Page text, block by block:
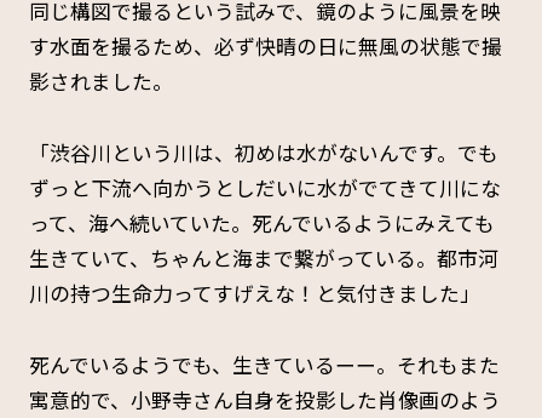
同じ構図で撮るという試みで、鏡のように風景を映
す水面を撮るため、必ず快晴の日に無風の状態で撮
影されました。
「渋谷川という川は、初めは水がないんです。でも
ずっと下流へ向かうとしだいに水がでてきて川にな
って、海へ続いていた。死んでいるようにみえても
生きていて、ちゃんと海まで繋がっている。都市河
川の持つ生命力ってすげえな！と気付きました」
死んでいるようでも、生きているーー。それもまた
寓意的で、小野寺さん自身を投影した肖像画のよう